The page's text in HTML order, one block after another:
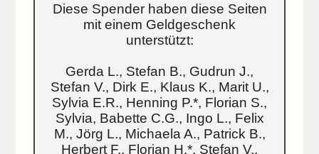
Diese Spender haben diese Seiten
mit einem Geldgeschenk
unterstützt:
Gerda L., Stefan B., Gudrun J.,
Stefan V., Dirk E., Klaus K., Marit U.,
Sylvia E.R., Henning P.*, Florian S.,
Sylvia, Babette C.G., Ingo L., Felix
M., Jörg L., Michaela A., Patrick B.,
Herbert F., Florian H.*, Stefan V.,